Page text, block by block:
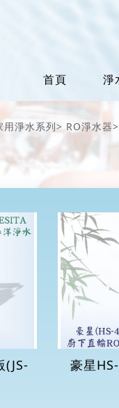
首頁 淨
用淨水系列 RO淨水器
(JS-
豪星